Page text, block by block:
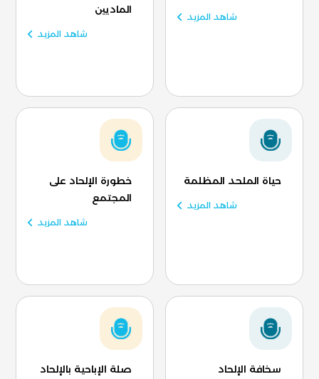
شاهد المزيد
الماديين
شاهد المزيد
حياة الملحد المظلمة
شاهد المزيد
خطورة الإلحاد على
المجتمع
شاهد المزيد
سخافة الإلحاد صلة الإباحية بالإلحاد